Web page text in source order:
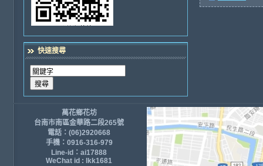
快速搜尋
萬花鄉花坊
台南市南區金華路二段265號
電話：(06)2920668
手機：0916-316-979
Line-id：ai17888
WeChat id : lkk1681